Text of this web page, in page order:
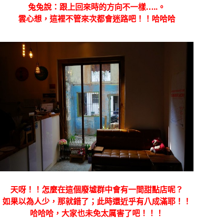
兔兔說：跟上回來時的方向不一樣…..。
雲心想，這裡不管來次都會迷路吧！！哈哈哈
天呀！！怎麼在這個廢墟群中會有一間甜點店呢？
如果以為人少，那就錯了；此時還近乎有八成滿耶！！
哈哈哈，大家也未免太厲害了吧！！！